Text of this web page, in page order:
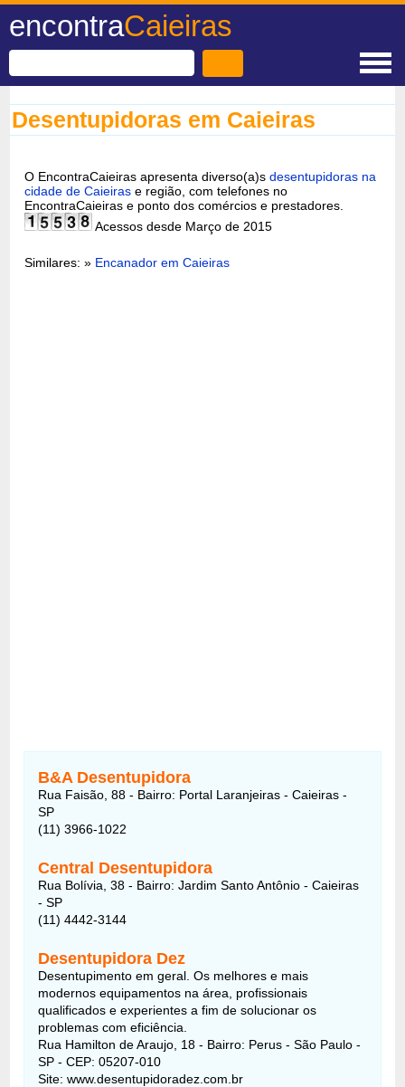
encontraCaieiras
Desentupidoras em Caieiras
O EncontraCaieiras apresenta diverso(a)sdesentupidoras na
cidade de Caieiras e região, com telefones no
EncontraCaieiras e ponto dos comércios e prestadores.
Acessos desde Março de 2015
Similares: » Encanador em Caieiras
B&A Desentupidora
Rua Faisão, 88 - Bairro: Portal Laranjeiras - Caieiras -
SP
(11) 3966-1022
Central Desentupidora
Rua Bolívia, 38 - Bairro: Jardim Santo Antônio - Caieiras
- SP
(11) 4442-3144
Desentupidora Dez
Desentupimento em geral. Os melhores e mais
modernos equipamentos na área, profissionais
qualificados e experientes a fim de solucionar os
problemas com eficiência.
Rua Hamilton de Araujo, 18 - Bairro: Perus - São Paulo -
SP - CEP: 05207-010
Site: www.desentupidoradez.com.br